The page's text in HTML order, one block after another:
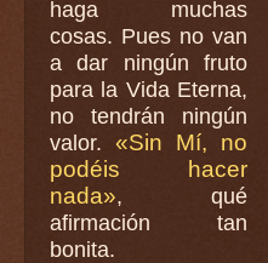
haga muchas
cosas. Pues no van
a dar ningún fruto
para la Vida Eterna,
no tendrán ningún
valor. «Sin Mí, no
podéis hacer
nada», qué
afirmación tan
bonita.